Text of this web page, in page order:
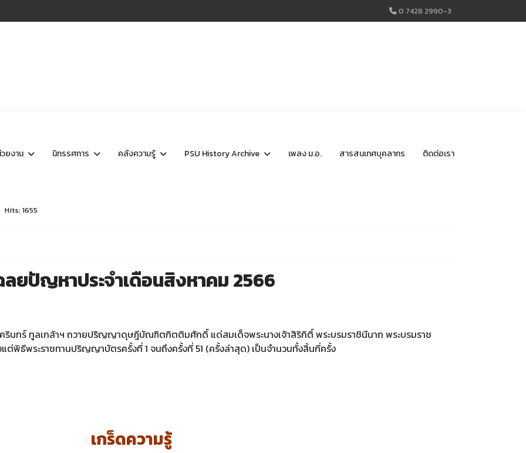
0 7428 2990-3
ยงาน นิทรรศการ คลังความรู้ PSU History Archive เพลง ม.อ. สารสนเทศบุคลากร ติดต่อเรา
Hits: 1655
ลยปัญหาประจำเดือนสิงหาคม 2566
รินทร์ ทูลเกล้าฯ ถวายปริญญาดุษฎีบัณฑิตกิตติมศักดิ์ แด่สมเด็จพระนางเจ้าสิริกิติ์ พระบรมราชินีนาถ พระบรมราช
พิธีพระราชทานปริญญาบัตรครั้งที่ 1 จนถึงครั้งที่ 51 (ครั้งล่าสุด) เป็นจำนวนทั้งสิ้นกี่ครั้ง
เกร็ดความรู้